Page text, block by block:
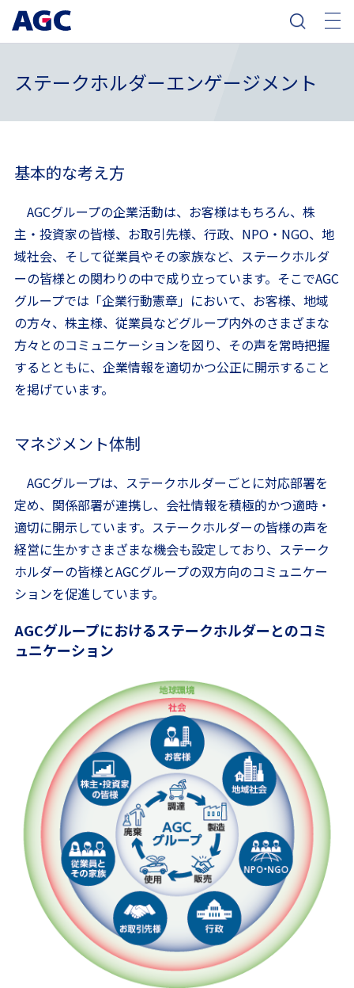
ステークホルダーエンゲージメント
基本的な考え方
AGCグループの企業活動は、お客様はもちろん、株
主・投資家の皆様、お取引先様、行政、NPO・NGO、地
域社会、そして従業員やその家族など、ステークホルダ
ーの皆様との関わりの中で成り立っています。そこでAGC
グループでは「企業行動憲章」において、お客様、地域
の方々、株主様、従業員などグループ内外のさまざまな
方々とのコミュニケーションを図り、その声を常時把握
するとともに、企業情報を適切かつ公正に開示すること
を掲げています。
マネジメント体制
AGCグループは、ステークホルダーごとに対応部署を
定め、関係部署が連携し、会社情報を積極的かつ適時・
適切に開示しています。ステークホルダーの皆様の声を
経営に生かすさまざまな機会も設定しており、ステーク
ホルダーの皆様とAGCグループの双方向のコミュニケー
ションを促進しています。
AGCグループにおけるステークホルダーとのコミ
ュニケーション